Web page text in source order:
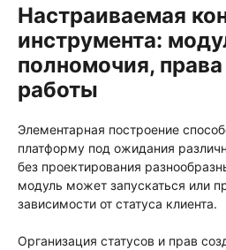
Настраиваемая
инструмента:
полномочия,
работы
Элементарная построение
платформу под ожидания
без проектирования
модуль может запускаться или
зависимости от статуса клиента.
Организация статусов и прав